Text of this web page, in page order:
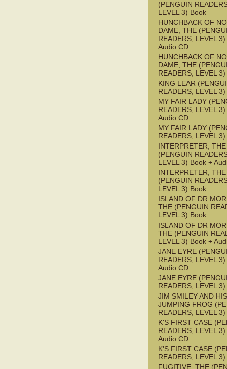
(PENGUIN
LEVEL 3) Book
HUNCHBACK OF
DAME, THE
READERS, LEVEL
Audio CD
HUNCHBACK OF
DAME, THE
READERS, LEVEL
KING LEAR
READERS, LEVEL
MY FAIR LADY
READERS, LEVEL
Audio CD
MY FAIR LADY
READERS, LEVEL
INTERPRETER, THE
(PENGUIN
LEVEL 3) Book +
INTERPRETER, THE
(PENGUIN
LEVEL 3) Book
ISLAND OF DR
THE (PENGUIN
LEVEL 3) Book
ISLAND OF DR
THE (PENGUIN
LEVEL 3) Book +
JANE EYRE
READERS, LEVEL
Audio CD
JANE EYRE
READERS, LEVEL
JIM SMILEY AND HIS
JUMPING FROG
READERS, LEVEL
K'S FIRST CASE
READERS, LEVEL
Audio CD
K'S FIRST CASE
READERS, LEVEL
FUGITIVE, THE